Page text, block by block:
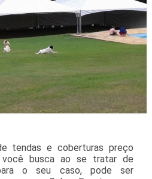
tendas e coberturas preço
busca ao se tratar de
o seu caso, pode ser